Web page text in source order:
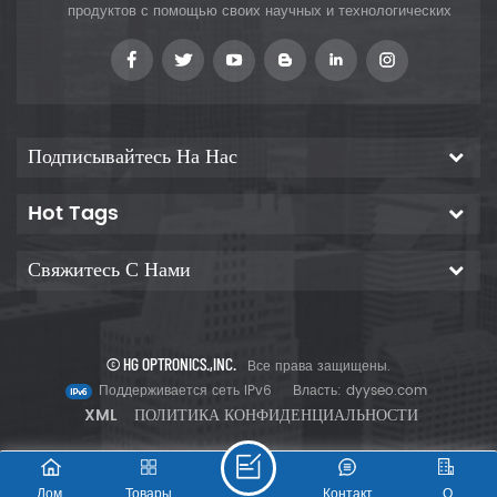
диагностику, лазерную печать,
хранение данных и т. д. было
показано, что Nd:
продуктов с помощью своих научных и технологических
инноваций, чтобы предоставить клиентам
Подписывайтесь На Нас
Hot Tags
Свяжитесь С Нами
© HG OPTRONICS.,INC. Все права защищены.
Поддерживается сеть IPv6
Власть: dyyseo.com
XML ПОЛИТИКА КОНФИДЕНЦИАЛЬНОСТИ